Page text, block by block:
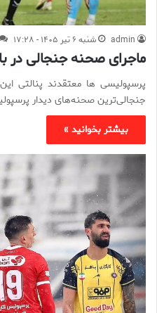
admin شنبه ۶ تیر ۱۴۰۵ - ۱۷:۲۸
ماجرای صحنه جنجالی در
پرسپولیسی ها معتقدند پنالتی
جنجالی‌ترین صحنه‌های دیدار
بیشتر بخوانید »